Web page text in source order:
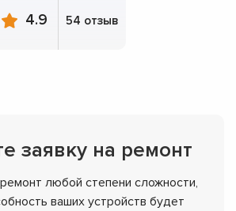
4.9 54 отзыв
заявку на ремонт
любой степени сложности,
ваших устройств будет